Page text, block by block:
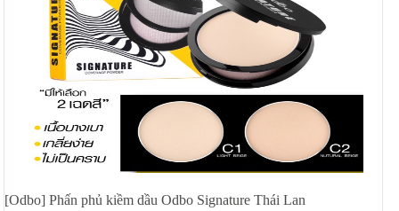
[Odbo] Phấn phủ kiềm dầu Odbo Signature Thái Lan